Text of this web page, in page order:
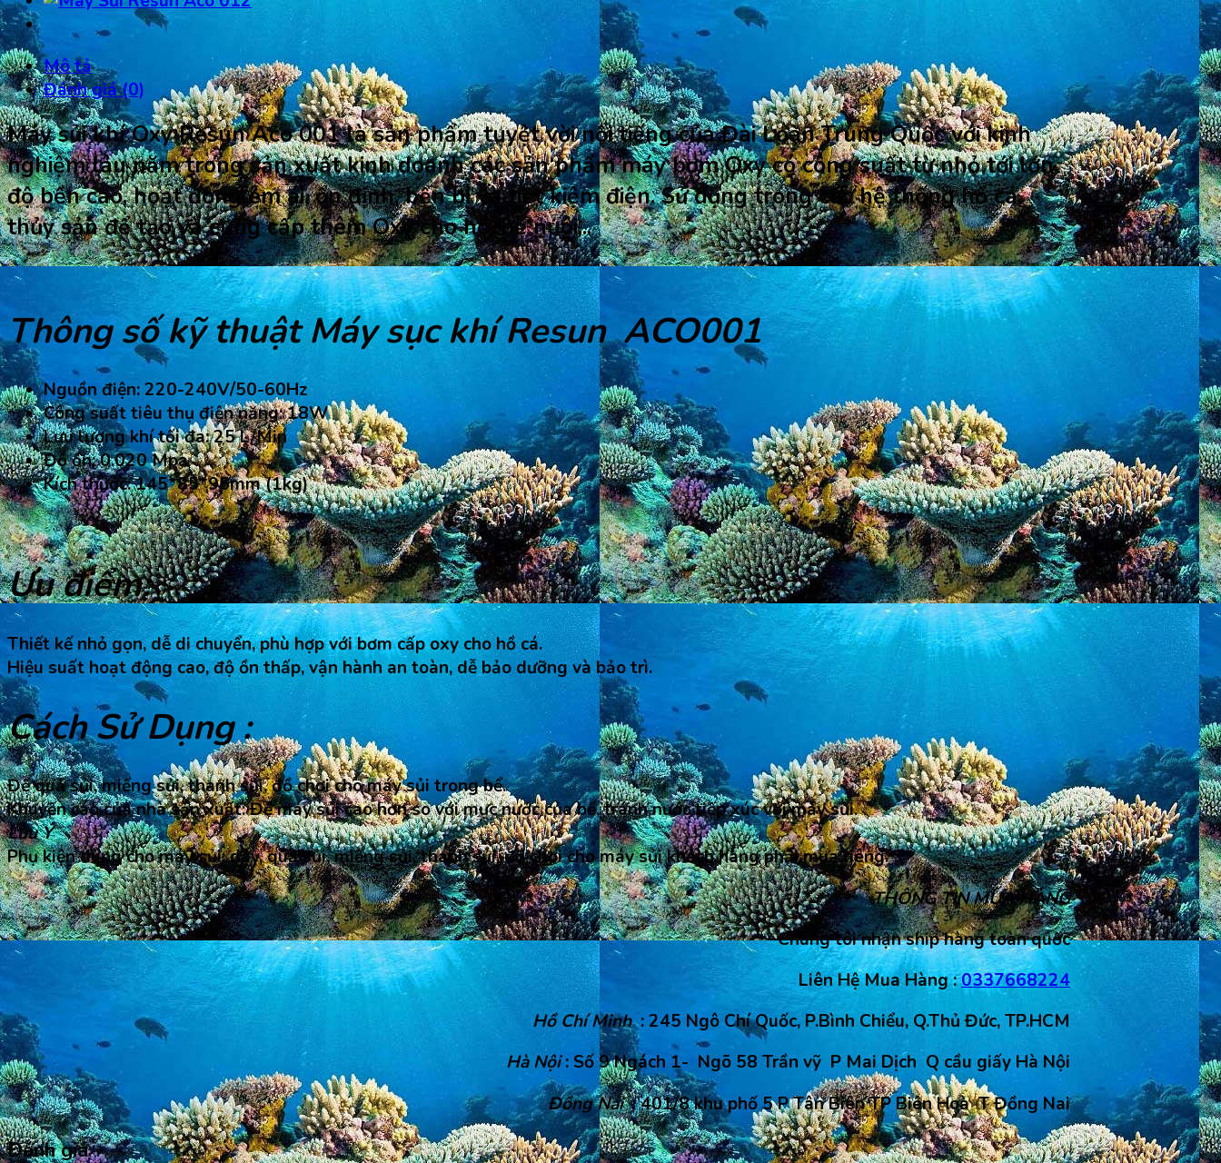
Mô tả
Đánh giá (0)
Máy sủi khí Oxy Resun Aco 001 là sản phẩm tuyệt vời nổi tiếng của Đài Loan Trung Quốc với kinh
nghiệm lâu năm trong sản xuất kinh doanh các sản phẩm máy bơm Oxy có công suất từ nhỏ tới lớn,
độ bền cao, hoạt động êm ái, ổn định, bền bỉ và tiết kiệm điện. Sử dụng trong các hệ thống hồ cá,
thủy sản để tạo và cung cấp thêm Oxy cho hồ, bể nuôi,..
Thông số kỹ thuậtMáy sục khíResunACO001
Nguồn điện: 220-240V/50-60Hz
Công suất tiêu thụ điện năng:18W
Lưu lượng khí tối đa:25L/Min
Độ ồn: 0.020 Mpa
Kích thước: 145*85*95mm (1kg)
Ưu điểm:
Thiết kế nhỏ gọn, dễ di chuyển, phù hợp với bơm cấp oxy cho hồ cá.
Hiệu suất hoạt động cao, độ ồn thấp, vận hành an toàn, dễ bảo dưỡng và bảo trì.
Cách Sử Dụng :
Để quả sủi, miếng sủi, thanh sủi, đồ chơi cho máy sủi trong bể.
Khuyến cáo của nhà sản xuất: Để máy sủi cao hơn so với mực nước của bể, tránh nước tiếp xúc với máy sủi.
Lưu Ý
Phụ kiện dùng cho máy sủi: dây, quả sủi, miếng sủi, thanh sủi, đồ chơi cho máy sủi khách hàng phải mua riêng.
THÔNG TIN MUA HÀNG
Chúng tôi nhận ship hàng toàn quốc
Liên Hệ Mua Hàng :0337668224
Hồ Chí Minh: 245 Ngô Chí Quốc, P.Bình Chiểu, Q.Thủ Đức, TP.HCM
Hà Nội: Số 9 Ngách 1- Ngõ 58 Trần vỹ P Mai Dịch Q cầu giấy Hà Nội
Đồng Nai: 401/8 khu phố 5 P Tân Biên TP Biên Hoà T Đồng Nai
Đánh giá